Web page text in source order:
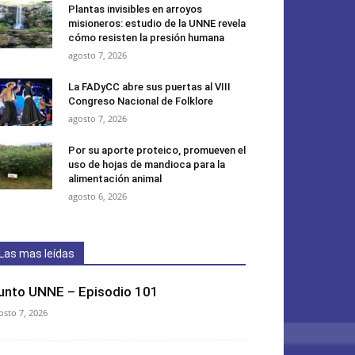
Plantas invisibles en arroyos
misioneros: estudio de la UNNE revela
cómo resisten la presión humana
agosto 7, 2026
La FADyCC abre sus puertas al VIII
Congreso Nacional de Folklore
agosto 7, 2026
Por su aporte proteico, promueven el
uso de hojas de mandioca para la
alimentación animal
agosto 6, 2026
mas leídas
UNNE – Episodio 101
7, 2026